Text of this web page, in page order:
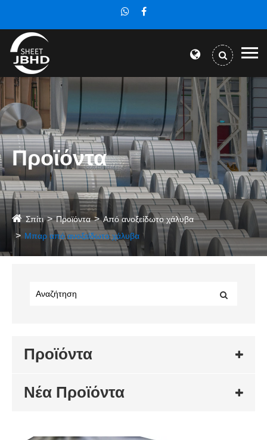
Προϊόντα
Σπίτι Προϊόντα
Από ανοξείδωτο χάλυβα
Μπαρ από ανοξείδωτο χάλυβα
Προϊόντα
Νέα Προϊόντα